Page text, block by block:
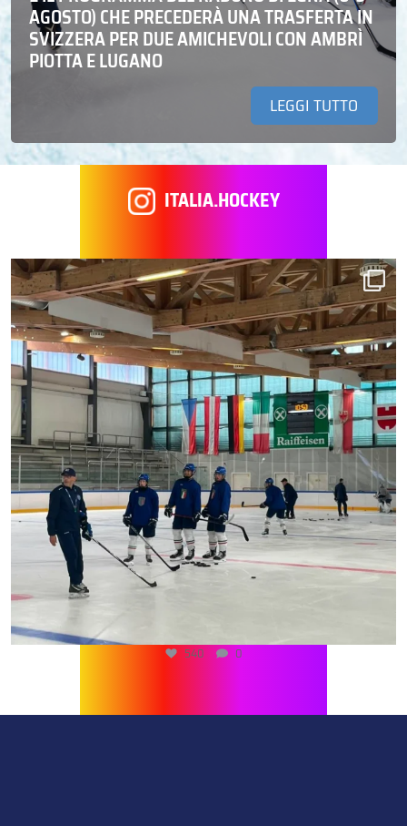
AGOSTO) CHE PRECEDERÀ UNA TRASFERTA IN
SVIZZERA PER DUE AMICHEVOLI CON AMBRÌ
PIOTTA E LUGANO
LEGGI TUTTO
ITALIA.HOCKEY
540 0